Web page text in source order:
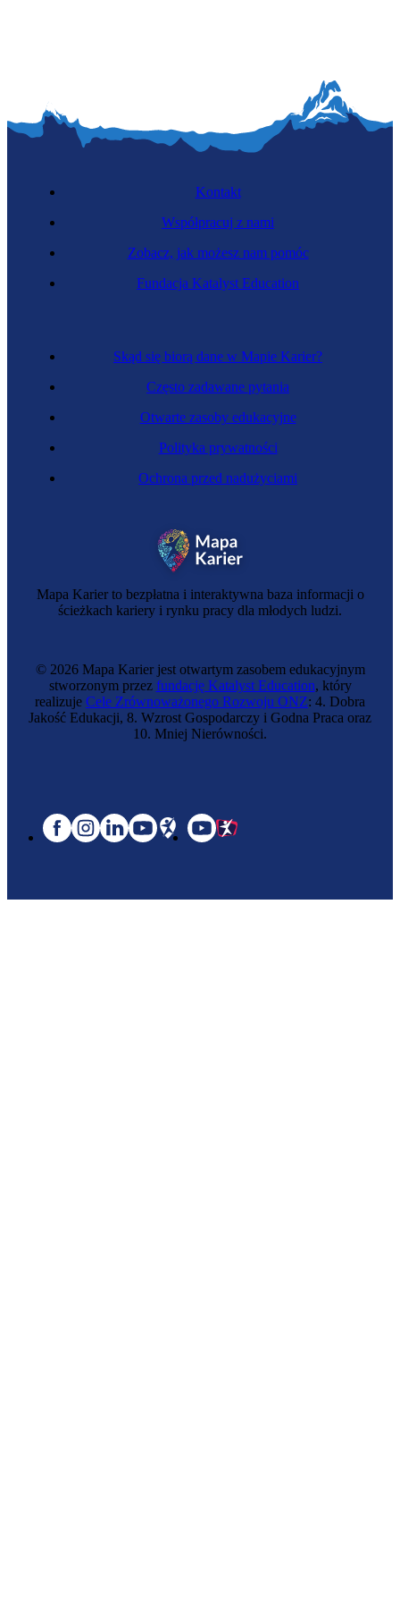
Mapa Karier to bezpłatna i interaktywna baza informacji o
ścieżkach kariery i rynku pracy dla młodych ludzi.
Skąd się biorą dane w Mapie Karier?
Często zadawane pytania
Otwarte zasoby edukacyjne
Polityka prywatności
Ochrona przed nadużyciami
Kontakt
Współpracuj z nami
Zobacz, jak możesz nam pomóc
Fundacja Katalyst Education
© 2026 Mapa Karier jest otwartym zasobem edukacyjnym
stworzonym przez fundację Katalyst Education, który
realizuje Cele Zrównoważonego Rozwoju ONZ: 4. Dobra
Jakość Edukacji, 8. Wzrost Gospodarczy i Godna Praca oraz
10. Mniej Nierówności.